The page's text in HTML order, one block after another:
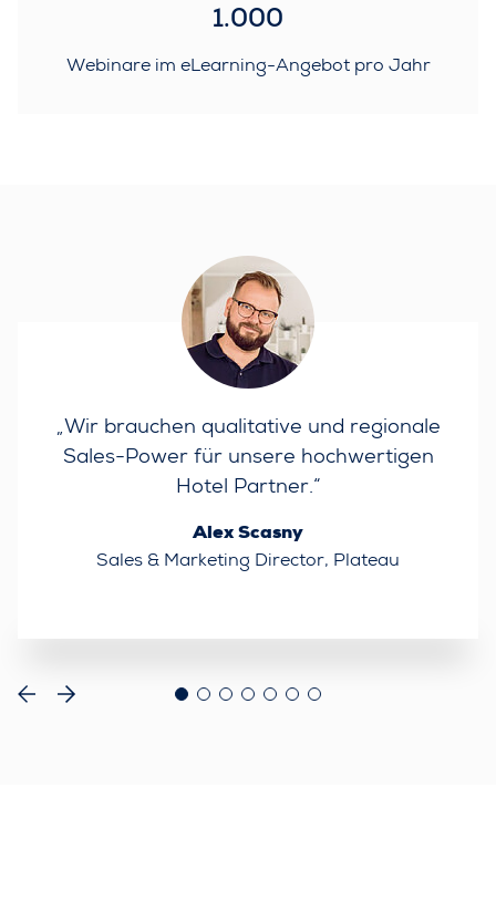
1.000
Webinare im eLearning-Angebot pro Jahr
„Wir brauchen qualitative und regionale
Sales-Power für unsere hochwertigen
Hotel Partner.“
Alex Scasny
Sales & Marketing Director, Plateau